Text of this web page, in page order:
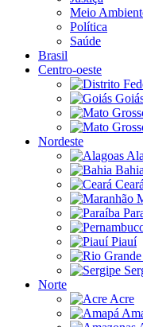
Meio
Política
Saúde
Brasil
Centro-oeste
Nordeste
Bahia
Ceará
Piauí
Norte
Acre